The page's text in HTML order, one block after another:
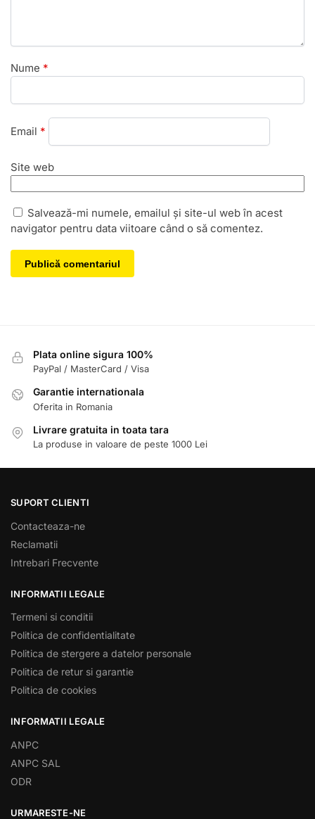
Nume *
Email *
Site web
Salvează-mi numele, emailul și site-ul web în acest
navigator pentru data viitoare când o să comentez.
Plata online sigura 100%
PayPal / MasterCard / Visa
Garantie internationala
Oferita in Romania
Livrare gratuita in toata tara
La produse in valoare de peste 1000 Lei
SUPORT CLIENTI
Contacteaza-ne
Reclamatii
Intrebari Frecvente
INFORMATII LEGALE
Termeni si conditii
Politica de confidentialitate
Politica de stergere a datelor personale
Politica de retur si garantie
Politica de cookies
INFORMATII LEGALE
ANPC
ANPC SAL
ODR
URMARESTE-NE